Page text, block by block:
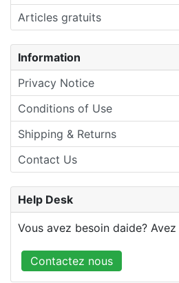
Articles gratuits
Information
Privacy Notice
Conditions of Use
Shipping & Returns
Contact Us
Help Desk
Vous avez besoin daide?
Contactez nous